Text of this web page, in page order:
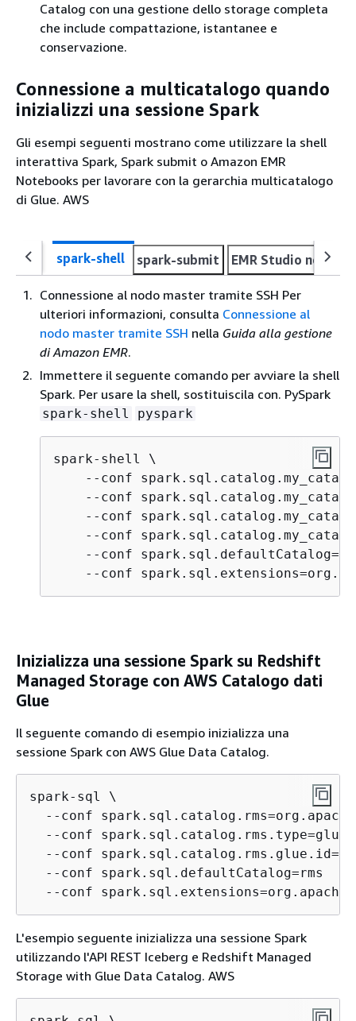
Catalog con una gestione dello storage completa
che include compattazione, istantanee e
conservazione.
Connessione a multicatalogo quando
inizializzi una sessione Spark
Gli esempi seguenti mostrano come utilizzare la shell
interattiva Spark, Spark submit o Amazon EMR
Notebooks per lavorare con la gerarchia multicatalogo
di Glue. AWS
spark-shell spark-submit EMR Studio
Connessione al nodo master tramite SSH Per
ulteriori informazioni, consulta Connessione al
nodo master tramite SSH nella Guida alla gestione
di Amazon EMR.
Immettere il seguente comando per avviare la shell
Spark. Per usare la shell, sostituiscila con. PySpark
spark-shell pyspark
spark-shell \
--conf
--conf
--conf
--conf
--conf
--conf
Inizializza una sessione Spark su Redshift
Managed Storage con AWS Catalogo dati
Glue
Il seguente comando di esempio inizializza una
sessione Spark con AWS Glue Data Catalog.
spark-sql \
--conf
--conf spark.sql.catalog.rms.type=glue
  --conf spark.sql.catalog.rms.glue.id=
  --conf spark.sql.defaultCatalog=rms
--conf
L'esempio seguente inizializza una sessione Spark
utilizzando l'API REST Iceberg e Redshift Managed
Storage with Glue Data Catalog. AWS